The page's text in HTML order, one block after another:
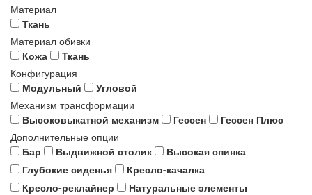
Материал
Ткань
Материал обивки
Кожа
Ткань
Конфигурация
Модульный
Угловой
Механизм трансформации
Высоковыкатной механизм
Гессен
Гессен Плюс
Дополнительные опции
Бар
Выдвижной столик
Высокая спинка
Глубокие сиденья
Кресло-качалка
Кресло-реклайнер
Натуральные элементы